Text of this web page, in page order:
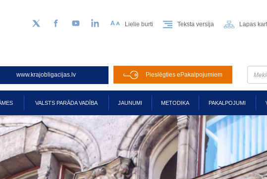
Sekojiet mums Twitter
FacebookYouTubeLinkedIn Lielie burti Teksta versija Lapas
www.krajobligacijas.lv Pieslēgties ePakalpojumiem
VALSTS PARĀDA VADĪBA JAUNUMI METODIKA PAKALPOJUMI